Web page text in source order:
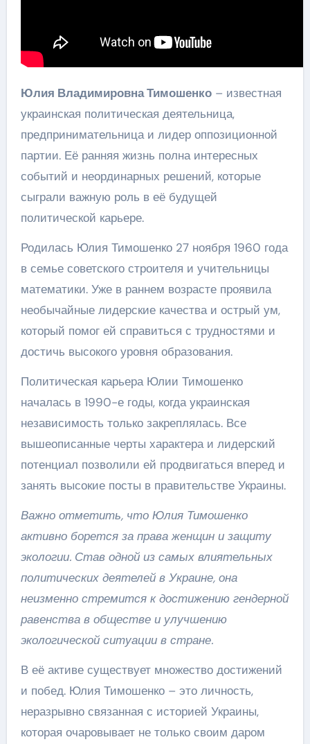
Юлия Владимировна Тимошенко– известная
украинская политическая деятельница,
предпринимательница и лидер оппозиционной
партии. Её ранняя жизнь полна интересных
событий и неординарных решений, которые
сыграли важную роль в её будущей
политической карьере.
Родилась Юлия Тимошенко 27 ноября 1960 года
в семье советского строителя и учительницы
математики. Уже в раннем возрасте проявила
необычайные лидерские качества и острый ум,
который помог ей справиться с трудностями и
достичь высокого уровня образования.
Политическая карьера Юлии Тимошенко
началась в 1990-е годы, когда украинская
независимость только закреплялась. Все
вышеописанные черты характера и лидерский
потенциал позволили ей продвигаться вперед и
занять высокие посты в правительстве Украины.
Важно отметить, что Юлия Тимошенко
активно борется за права женщин и защиту
экологии. Став одной из самых влиятельных
политических деятелей в Украине, она
неизменно стремится к достижению гендерной
равенства в обществе и улучшению
экологической ситуации в стране.
В её активе существует множество достижений
и побед. Юлия Тимошенко – это личность,
неразрывно связанная с историей Украины,
которая очаровывает не только своим даром